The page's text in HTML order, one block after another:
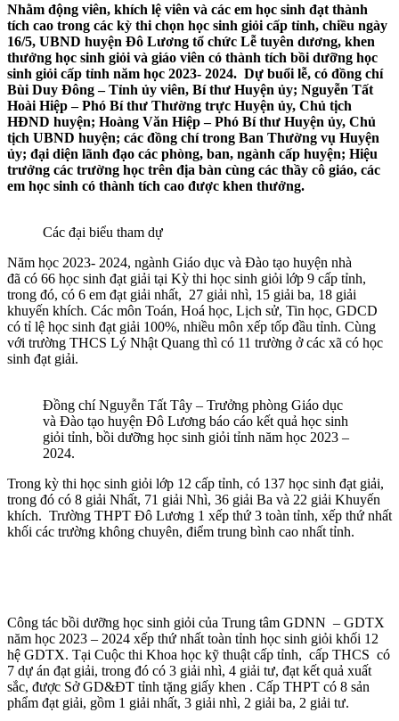
Nhằm động viên, khích lệ viên và các em học sinh đạt thành
tích cao trong các kỳ thi chọn học sinh giỏi cấp tỉnh, chiều ngày
16/5, UBND huyện Đô Lương tổ chức Lễ tuyên dương, khen
thưởng học sinh giỏi và giáo viên có thành tích bồi dưỡng học
sinh giỏi cấp tỉnh năm học 2023- 2024. Dự buổi lễ, có đồng chí
Bùi Duy Đông – Tỉnh ủy viên, Bí thư Huyện ủy; Nguyễn Tất
Hoài Hiệp – Phó Bí thư Thường trực Huyện ủy, Chủ tịch
HĐND huyện; Hoàng Văn Hiệp – Phó Bí thư Huyện ủy, Chủ
tịch UBND huyện; các đồng chí trong Ban Thường vụ Huyện
ủy; đại diện lãnh đạo các phòng, ban, ngành cấp huyện; Hiệu
trưởng các trường học trên địa bàn cùng các thầy cô giáo, các
em học sinh có thành tích cao được khen thưởng.
Các đại biểu tham dự
Năm học 2023- 2024, ngành Giáo dục và Đào tạo huyện nhà
đã có 66 học sinh đạt giải tại Kỳ thi học sinh giỏi lớp 9 cấp tỉnh,
trong đó, có 6 em đạt giải nhất, 27 giải nhì, 15 giải ba, 18 giải
khuyến khích. Các môn Toán, Hoá học, Lịch sử, Tin học, GDCD
có tỉ lệ học sinh đạt giải 100%, nhiều môn xếp tốp đầu tỉnh. Cùng
với trường THCS Lý Nhật Quang thì có 11 trường ở các xã có học
sinh đạt giải.
Đồng chí Nguyễn Tất Tây – Trưởng phòng Giáo dục
và Đào tạo huyện Đô Lương báo cáo kết quả học sinh
giỏi tỉnh, bồi dưỡng học sinh giỏi tỉnh năm học 2023 –
2024.
Trong kỳ thi học sinh giỏi lớp 12 cấp tỉnh, có 137 học sinh đạt giải,
trong đó có 8 giải Nhất, 71 giải Nhì, 36 giải Ba và 22 giải Khuyến
khích. Trường THPT Đô Lương 1 xếp thứ 3 toàn tỉnh, xếp thứ nhất
khối các trường không chuyên, điểm trung bình cao nhất tỉnh.
Công tác bồi dưỡng học sinh giỏi của Trung tâm GDNN – GDTX
năm học 2023 – 2024 xếp thứ nhất toàn tỉnh học sinh giỏi khối 12
hệ GDTX. Tại Cuộc thi Khoa học kỹ thuật cấp tỉnh, cấp THCS có
7 dự án đạt giải, trong đó có 3 giải nhì, 4 giải tư, đạt kết quả xuất
sắc, được Sở GD&ĐT tỉnh tặng giấy khen . Cấp THPT có 8 sản
phẩm đạt giải, gồm 1 giải nhất, 3 giải nhì, 2 giải ba, 2 giải tư.